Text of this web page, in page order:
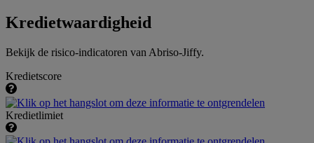
Kredietwaardigheid
Bekijk de risico-indicatoren van Abriso-Jiffy.
Kredietscore
Kredietlimiet